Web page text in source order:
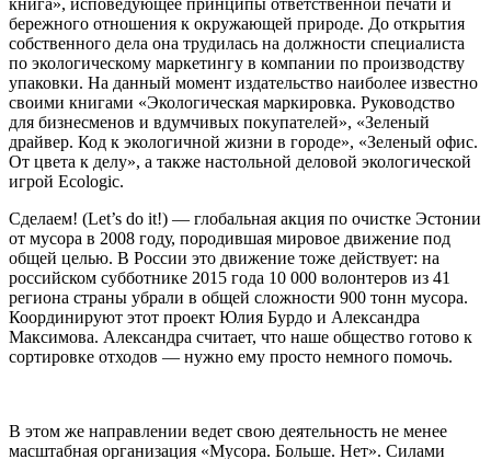
бережного отношения к окружающей природе. До открытия
собственного дела она трудилась на должности специалиста
по экологическому маркетингу в компании по производству
упаковки. На данный момент издательство наиболее известно
своими книгами «Экологическая маркировка. Руководство
для бизнесменов и вдумчивых покупателей», «Зеленый
драйвер. Код к экологичной жизни в городе», «Зеленый офис.
От цвета к делу», а также настольной деловой экологической
игрой Ecologic.
Сделаем! (Let’s do it!) — глобальная акция по очистке Эстонии
от мусора в 2008 году, породившая мировое движение под
общей целью. В России это движение тоже действует: на
российском субботнике 2015 года 10 000 волонтеров из 41
региона страны убрали в общей сложности 900 тонн мусора.
Координируют этот проект Юлия Бурдо и Александра
Максимова. Александра считает, что наше общество готово к
сортировке отходов — нужно ему просто немного помочь.
В этом же направлении ведет свою деятельность не менее
масштабная организация «Мусора. Больше. Нет». Силами